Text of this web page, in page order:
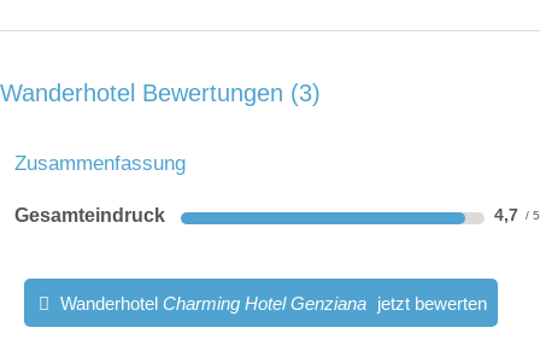
Wanderhotel Bewertungen 3
Zusammenfassung
Gesamteindruck 4,7
Wanderhotel Charming Hotel Genziana jetzt bewerten